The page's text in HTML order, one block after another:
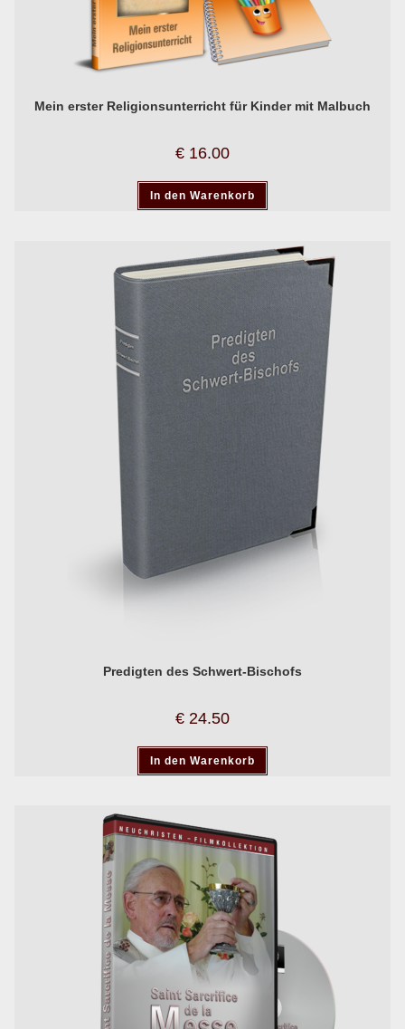
Mein erster Religionsunterricht für Kinder mit Malbuch
€ 16.00
In den Warenkorb
Predigten des Schwert-Bischofs
€ 24.50
In den Warenkorb